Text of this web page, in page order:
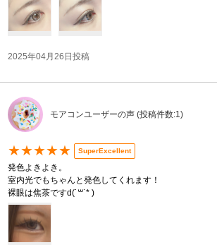
2025年04月26日投稿
モアコンユーザーの声 (投稿件数:1)
★★★★★ SuperExcellent
発色よきよき。
室内光でもちゃんと発色してくれます！
裸眼は焦茶ですd(˙꒳​˙* )